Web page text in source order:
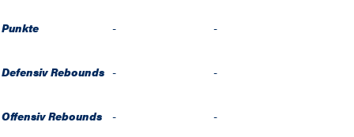
Punkte - -
Defensiv Rebounds - -
Offensiv Rebounds - -